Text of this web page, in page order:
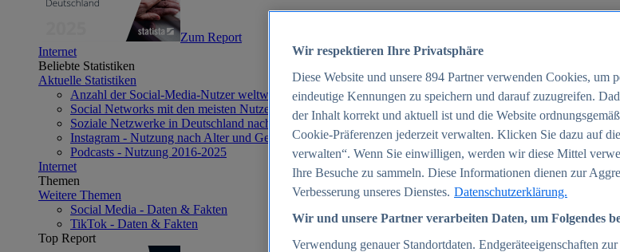
Zum Report
Internet
Beliebte Statistiken
Aktuelle Statistiken
Anzahl der Social-Media-Nutzer weltweit 2012-2025
Social Networks mit den meisten Nutzern weltweit 2025
Soziale Netzwerke in Deutschland nach Generationen 2025
Instagram - Nutzung nach Alter und Geschlecht in Deutschland 2025
Podcasts - Nutzung 2016-2025
Internet
Themen
Weitere Themen
Social Media - Daten & Fakten
TikTok - Daten & Fakten
Top Report
Wir respektieren Ihre Privatsphäre
Diese Website und unsere 894 Partner verwenden Cookies, um
eindeutige Kennungen zu speichern und darauf zuzugreifen.
der Inhalt korrekt und aktuell ist und die Website
Cookie-Präferenzen jederzeit verwalten. Klicken Sie dazu auf
verwalten“. Wenn Sie einwilligen, werden wir diese Mittel
Ihre Besuche zu sammeln. Diese Informationen dienen zur
Verbesserung unseres Dienstes. Datenschutzerklärung.
Wir und unsere Partner verarbeiten Daten, um Folgendes
Verwendung genauer Standortdaten. Endgeräteeigenschaften